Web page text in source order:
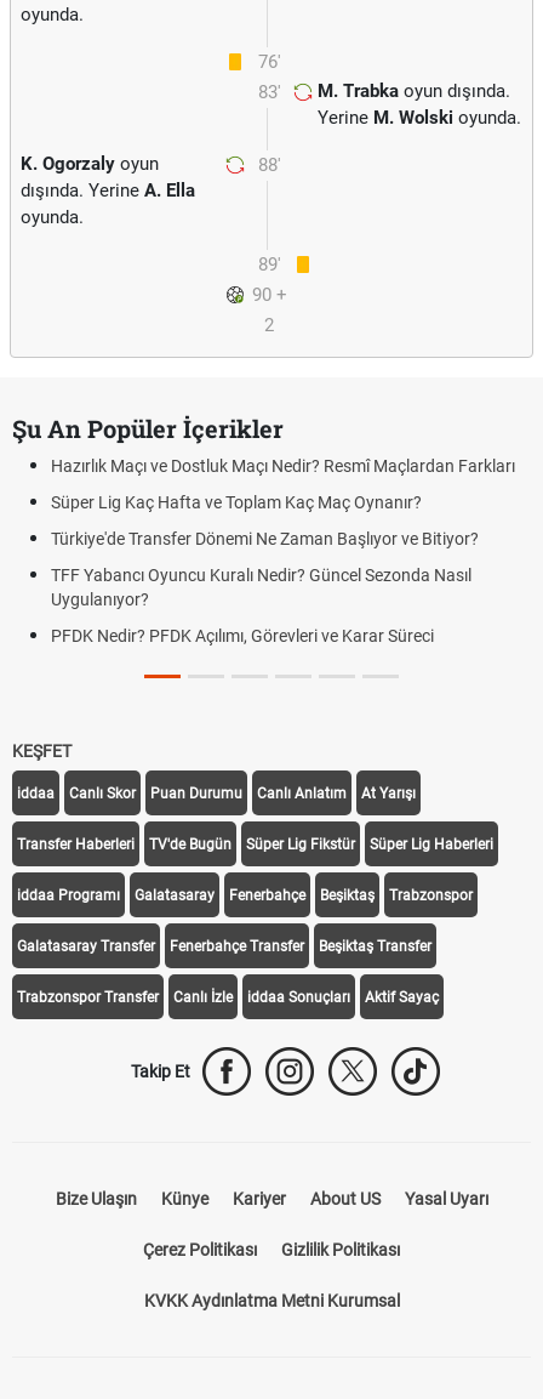
oyunda.
76'
83'
M. Trabka oyun dışında.
Yerine M. Wolski oyunda.
88'
K. Ogorzaly oyun
dışında. Yerine A. Ella
oyunda.
89'
90 +
2
Şu An Popüler İçerikler
Hazırlık Maçı ve Dostluk Maçı Nedir? Resmî Maçlardan Farkları
Süper Lig Kaç Hafta ve Toplam Kaç Maç Oynanır?
Türkiye'de Transfer Dönemi Ne Zaman Başlıyor ve Bitiyor?
TFF Yabancı Oyuncu Kuralı Nedir? Güncel Sezonda Nasıl
Uygulanıyor?
PFDK Nedir? PFDK Açılımı, Görevleri ve Karar Süreci
KEŞFET
iddaa Canlı Skor Puan Durumu Canlı Anlatım At Yarışı
Transfer Haberleri TV'de Bugün Süper Lig Fikstür Süper Lig Haberleri
iddaa Programı Galatasaray Fenerbahçe Beşiktaş Trabzonspor
Galatasaray Transfer Fenerbahçe Transfer Beşiktaş Transfer
Trabzonspor Transfer Canlı İzle iddaa Sonuçları Aktif Sayaç
Takip Et
Bize Ulaşın Künye Kariyer About US Yasal Uyarı
Çerez Politikası Gizlilik Politikası
KVKK Aydınlatma Metni Kurumsal